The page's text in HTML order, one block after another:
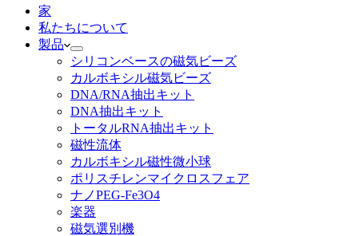
家
私たちについて
製品
シリコンベースの磁気ビーズ
カルボキシル磁気ビーズ
DNA/RNA抽出キット
DNA抽出キット
トータルRNA抽出キット
磁性流体
カルボキシル磁性微小球
ポリスチレンマイクロスフェア
ナノPEG-Fe3O4
楽器
磁気選別機